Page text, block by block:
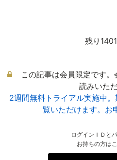
残り
この記事は会員限定です
読みいた
2週間無料トライアル実施中
覧いただけます。お
ログインＩＤと
お持ちの方は